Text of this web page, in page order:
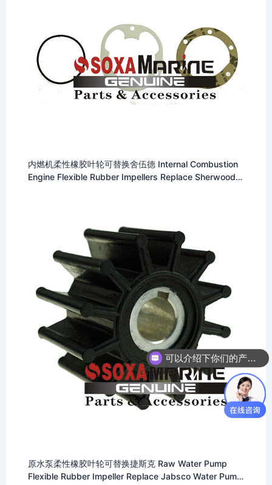
内燃机柔性橡胶叶轮可替换舍伍德 Internal Combustion
Engine Flexible Rubber Impellers Replace Sherwood
原水泵柔性橡胶叶轮可替换捷斯克 Raw Water Pump
Flexible Rubber Impeller Replace Jabsco Water Pump
可以介绍下你们的产品么